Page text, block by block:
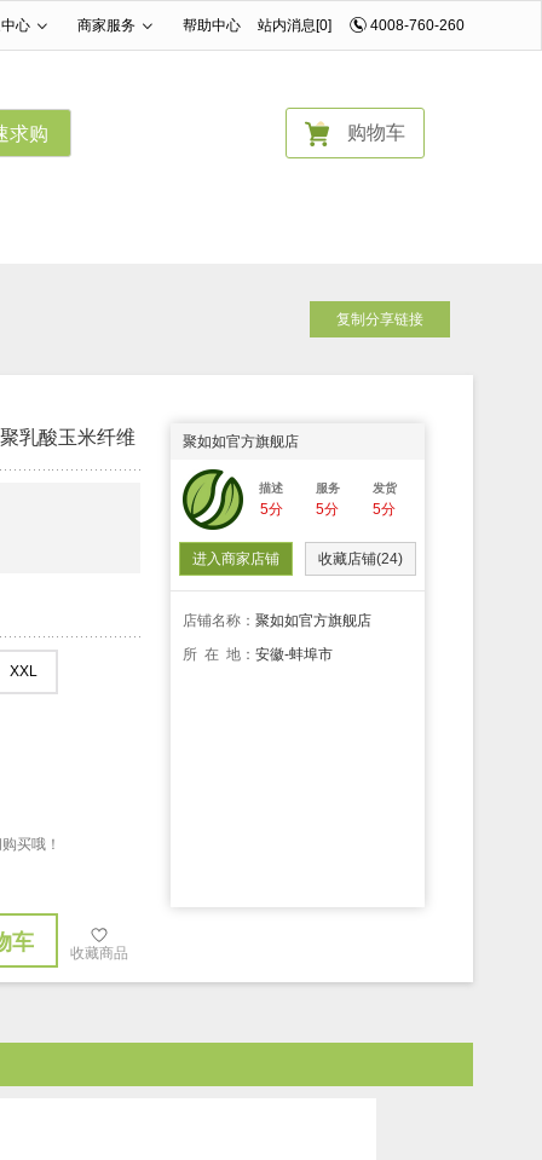
心 商家服务 帮助中心 站内消息[0] 4008-760-260
求购 购物车
复制分享链接
乳酸玉米纤维
XXL
买哦！
车 收藏商品
聚如如官方旗舰店
描述
5分
服务
5分
发货
5分
进入商家店铺 收藏店铺(24)
店铺名称： 聚如如官方旗舰店
所 在 地： 安徽-蚌埠市